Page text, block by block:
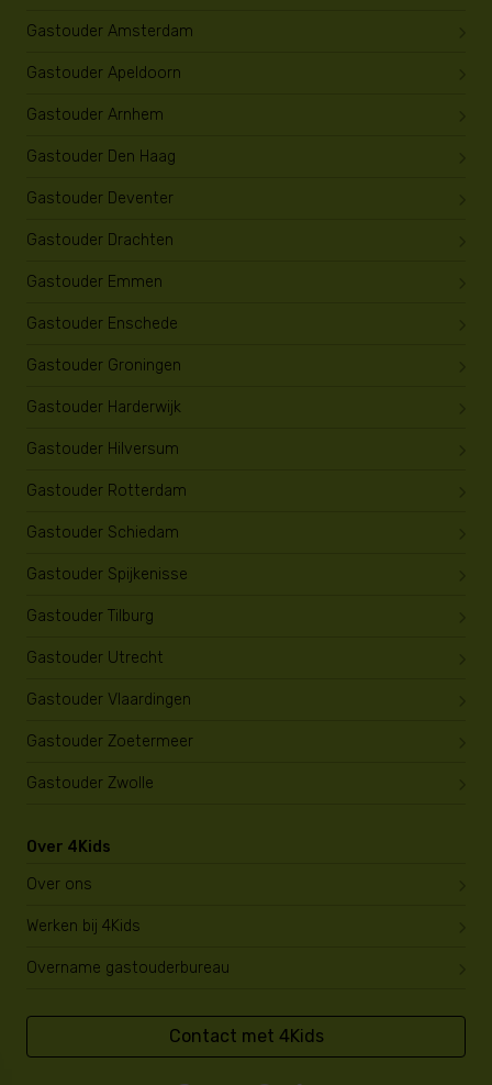
Gastouder Amsterdam
Gastouder Apeldoorn
Gastouder Arnhem
Gastouder Den Haag
Gastouder Deventer
Gastouder Drachten
Gastouder Emmen
Gastouder Enschede
Gastouder Groningen
Gastouder Harderwijk
Gastouder Hilversum
Gastouder Rotterdam
Gastouder Schiedam
Gastouder Spijkenisse
Gastouder Tilburg
Gastouder Utrecht
Gastouder Vlaardingen
Gastouder Zoetermeer
Gastouder Zwolle
Over 4Kids
Over ons
Werken bij 4Kids
Overname gastouderbureau
Contact met 4Kids